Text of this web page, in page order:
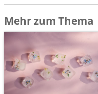
Mehr zum Thema